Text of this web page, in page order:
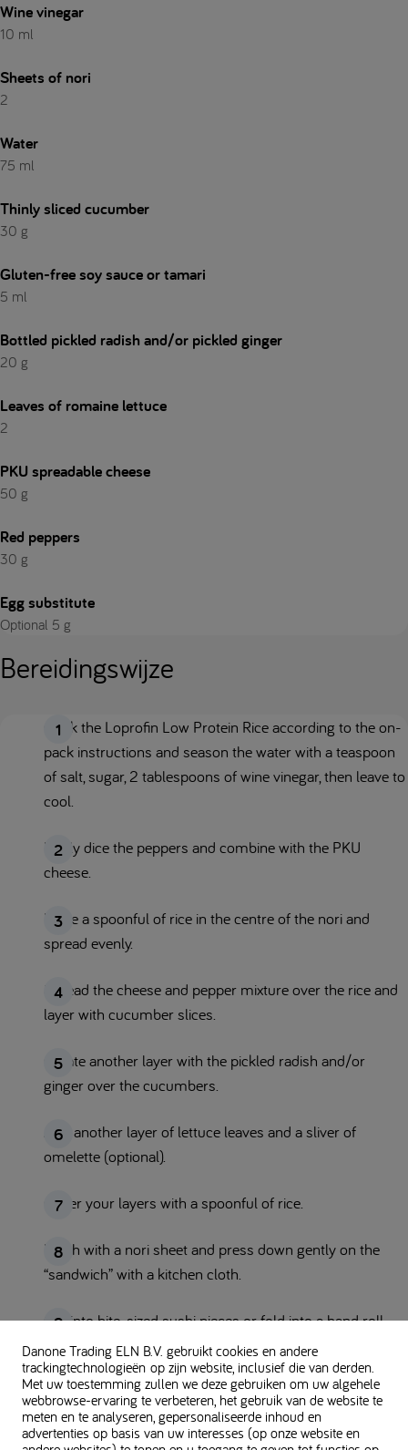
Wine vinegar
10 ml
Sheets of nori
2
Water
75 ml
Thinly sliced cucumber
30 g
Gluten-free soy sauce or tamari
5 ml
Bottled pickled radish and/or pickled ginger
20 g
Leaves of romaine lettuce
2
PKU spreadable cheese
50 g
Red peppers
30 g
Egg substitute
Optional 5 g
Bereidingswijze
Cook the Loprofin Low Protein Rice according to the on-
pack instructions and season the water with a teaspoon
of salt, sugar, 2 tablespoons of wine vinegar, then leave to
cool.
Finely dice the peppers and combine with the PKU
cheese.
Place a spoonful of rice in the centre of the nori and
spread evenly.
Spread the cheese and pepper mixture over the rice and
layer with cucumber slices.
Create another layer with the pickled radish and/or
ginger over the cucumbers.
Add another layer of lettuce leaves and a sliver of
omelette (optional).
Cover your layers with a spoonful of rice.
Finish with a nori sheet and press down gently on the
“sandwich” with a kitchen cloth.
Cut into bite-sized sushi pieces or fold into a hand roll.
Optional – for a version containing an egg substitute -
whisk the egg substitute with soy sauce in 75 ml of water
for 2-3 minutes and fry as a thin “omelette” in a little oil.
Danone Trading ELN B.V. gebruikt cookies en andere
trackingtechnologieën op zijn website, inclusief die van derden.
Met uw toestemming zullen we deze gebruiken om uw algehele
webbrowse-ervaring te verbeteren, het gebruik van de website te
meten en te analyseren, gepersonaliseerde inhoud en
advertenties op basis van uw interesses (op onze website en